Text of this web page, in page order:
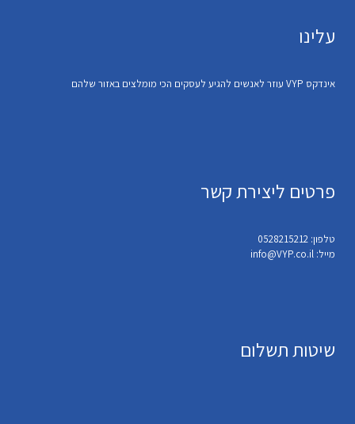
עלינו
אינדקס VYP עוזר לאנשים להגיע לעסקים הכי מומלצים באזור שלהם
פרטים ליצירת קשר
טלפון: 0528215212
מייל: info@VYP.co.il
שיטות תשלום